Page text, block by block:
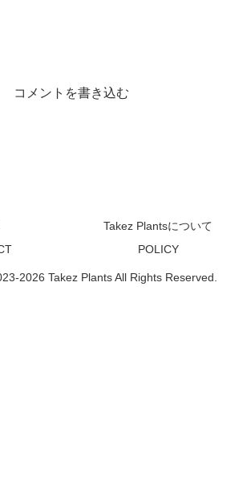
コメントを書き込む
Takez Plantsについて
POLICY
2026 Takez Plants All Rights Reserved.